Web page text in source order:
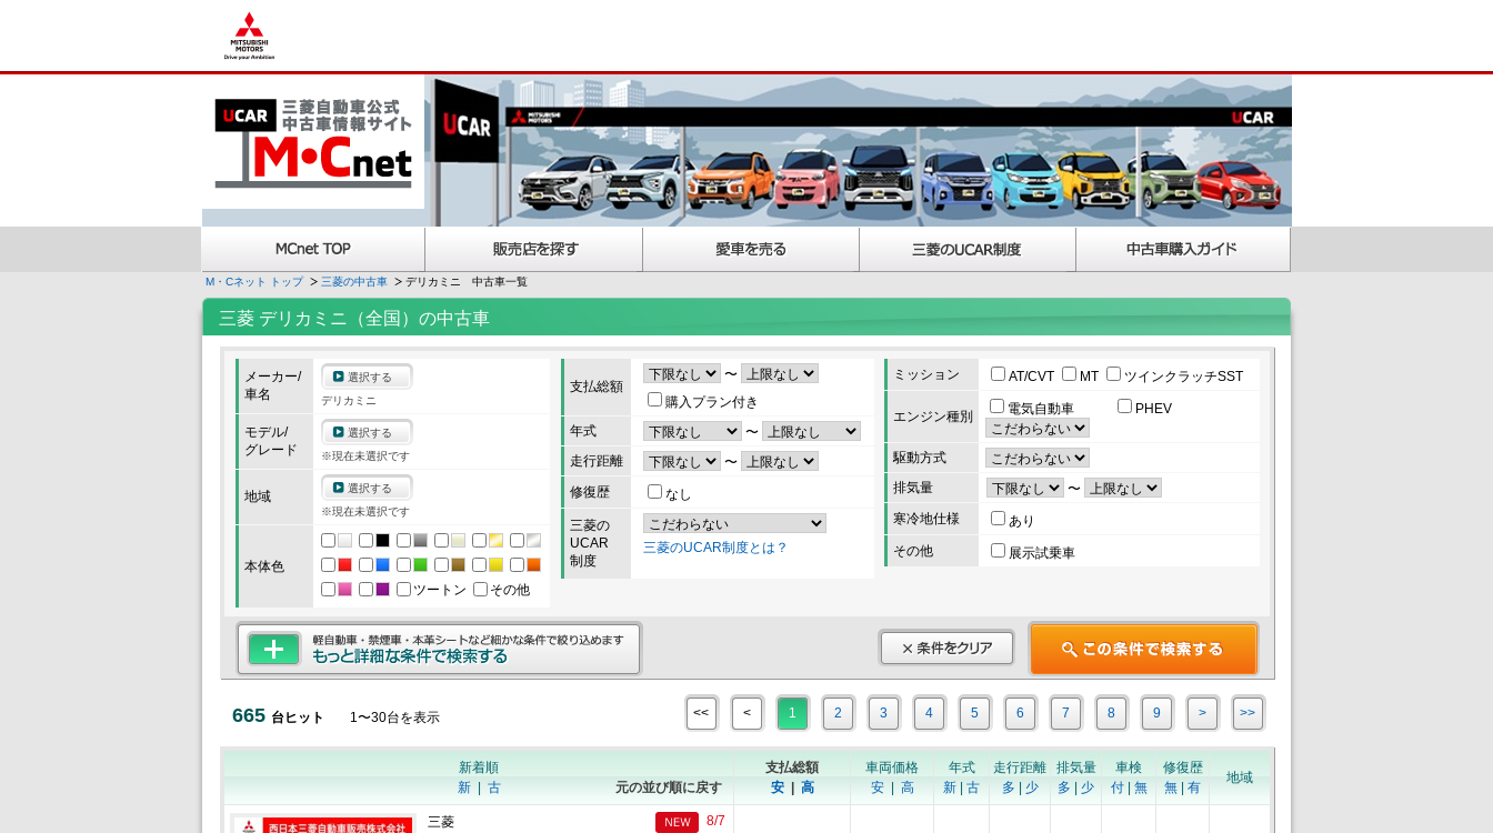
M・Cネット トップ 三菱の中古車 デリカミニ 中古車一覧
三菱 デリカミニ（全国）の中古車
メーカー/
車名
選択する
デリカミニ
モデル/
グレード
選択する
※現在未選択です
地域
選択する
※現在未選択です
本体色
ツートン
その他
支払総額
〜
購入プラン付き
年式
〜
走行距離
〜
修復歴
なし
三菱の
UCAR
制度
三菱のUCAR制度とは？
ミッション AT/CVT MT ツインクラッチSST
エンジン種別 電気自動車 PHEV
駆動方式
排気量
〜
寒冷地仕様
あり
その他
展示試乗車
665 台ヒット 1〜30台を表示 << < 1 2 3 4 5 6 7 8 9 > >>
新着順
新| 古 元の並び順に戻す
支払総額
安| 高
車両価格
安| 高
年式
新
古
走行距離
多
少
排気量
多
少
車検
付| 無
修復歴
無
有
地域
三菱
8/7